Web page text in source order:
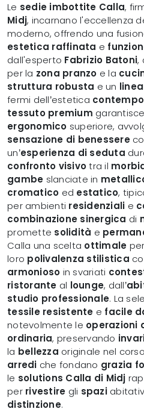
Le sedie imbottite Calla,
Midj, incarnano l'eccellenza
moderno, offrendo una
estetica raffinata e
dall'esperto Fabrizio Batoni,
per la zona pranzo e la
struttura robusta e un
fermi dell’estetica
tessuto premium
ergonomico superiore,
sensazione di benessere
un’esperienza di seduta
confronto visivotra il
gambe slanciate in
cromatico ed estatico,
per ambienti residenziali e
combinazione sinergica di
promette solidità e
Calla una scelta ottimale
loro polivalenza stilistica
armonioso in svariati
ristorante al lounge, dall’
studio professionale. La
tessile resistente e facile
notevolmente le operazioni
ordinaria, preservando
la bellezza originale nel
arredi che fondano grazia
le solutions Calla di Midj
per rivestire gli spazi
distinzione.